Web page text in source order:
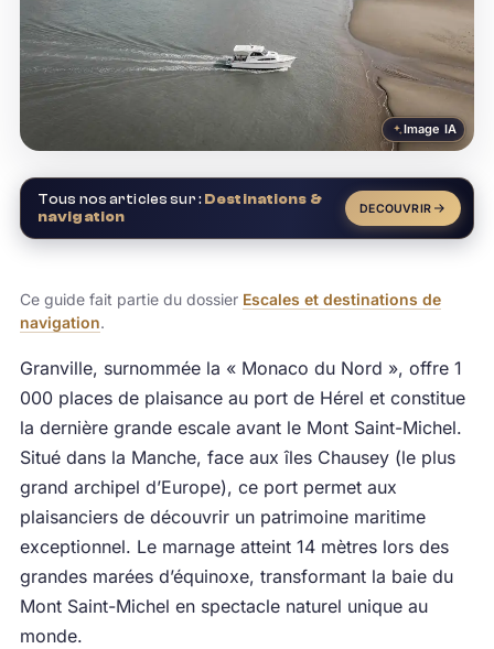
Image IA
Tous nos articles sur : Destinations &
navigation
DECOUVRIR
Ce guide fait partie du dossier Escales et destinations de
navigation.
Granville, surnommée la « Monaco du Nord », offre 1
000 places de plaisance au port de Hérel et constitue
la dernière grande escale avant le Mont Saint-Michel.
Situé dans la Manche, face aux îles Chausey (le plus
grand archipel d’Europe), ce port permet aux
plaisanciers de découvrir un patrimoine maritime
exceptionnel. Le marnage atteint 14 mètres lors des
grandes marées d’équinoxe, transformant la baie du
Mont Saint-Michel en spectacle naturel unique au
monde.